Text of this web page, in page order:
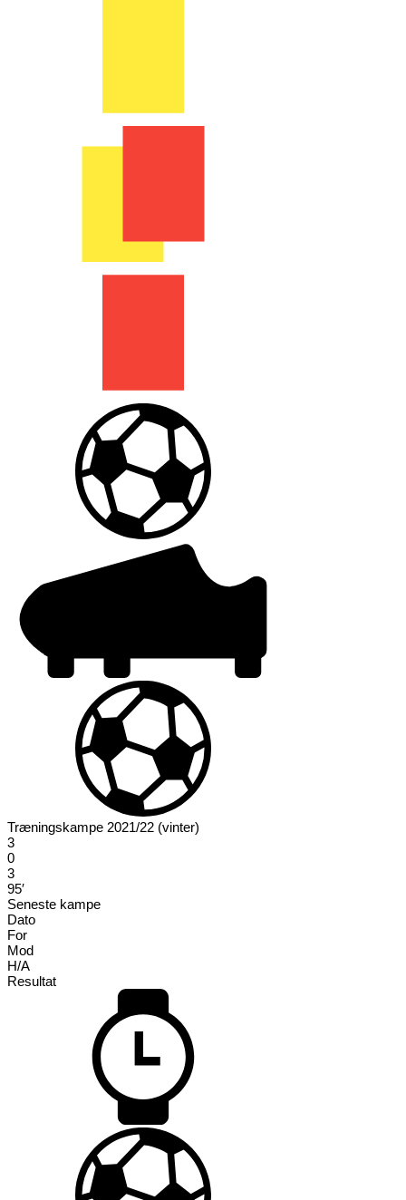
Træningskampe 2021/22 (vinter)
3
0
3
95′
Seneste kampe
Dato
For
Mod
H/A
Resultat